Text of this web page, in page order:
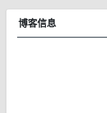
博客信息